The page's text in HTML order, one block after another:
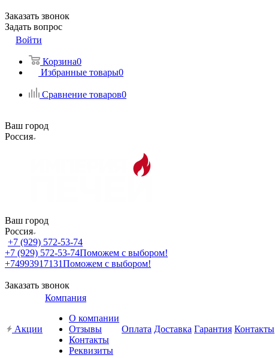
Заказать звонок
Задать вопрос
Войти
Корзина0
Избранные товары0
Сравнение товаров0
Ваш город
Россия
Ваш город
Россия
+7 (929) 572-53-74
+7 (929) 572-53-74Поможем с выбором!
+74993917131Поможем с выбором!
Заказать звонок
Акции
Компания
О компании
Отзывы
Контакты
Реквизиты
Оплата Доставка Гарантия Контакты